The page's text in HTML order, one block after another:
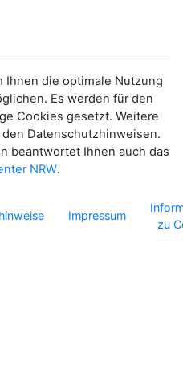
Ihnen die optimale Nutzung
Es werden für den
Cookies gesetzt. Weitere
Datenschutzhinweisen.
beantwortet Ihnen auch das
NRW.
Impressum
zu